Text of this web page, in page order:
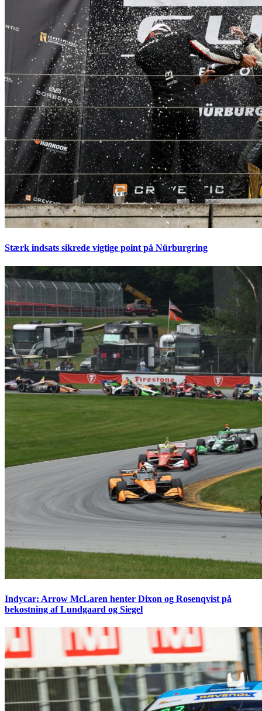
Stærk indsats sikrede vigtige point på Nürburgring
Indycar: Arrow McLaren henter Dixon og Rosenqvist på
bekostning af Lundgaard og Siegel